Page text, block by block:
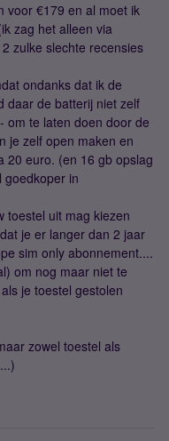
voor €179 en al moet ik
zag het alleen via
zulke slechte recensies
ondanks dat ik de
daar de batterij niet zelf
om te laten doen door de
je zelf open maken en
20 euro. (en 16 gb opslag
goedkoper in
toestel uit mag kiezen
je er langer dan 2 jaar
sim only abonnement....
om nog maar niet te
je toestel gestolen
zowel toestel als